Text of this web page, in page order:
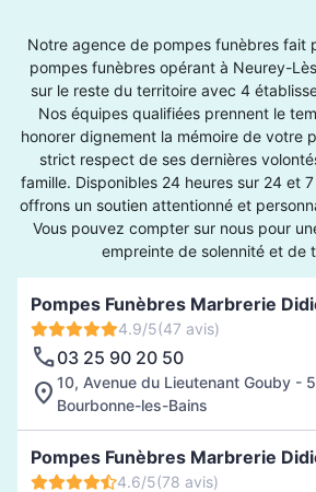
Notre agence de pompes funèbres fait
pompes funèbres opérant à Neurey-
sur le reste du territoire avec 4
Nos équipes qualifiées prennent le
honorer dignement la mémoire de votre
strict respect de ses dernières
famille. Disponibles 24 heures sur 24 et
offrons un soutien attentionné et
Vous pouvez compter sur nous pour
empreinte de solennité et de
Pompes Funèbres Marbrerie
4.9/5(47 avis)
03 25 90 20 50
10, Avenue du Lieutenant Gouby -
Bourbonne-les-Bains
Pompes Funèbres Marbrerie
4.6/5(78 avis)